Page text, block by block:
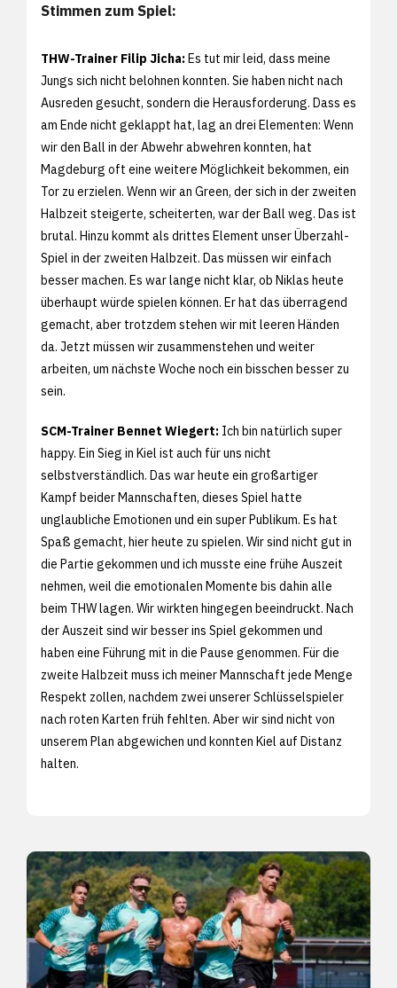
Stimmen zum Spiel:
THW-Trainer Filip Jicha:Es tut mir leid, dass meine
Jungs sich nicht belohnen konnten. Sie haben nicht nach
Ausreden gesucht, sondern die Herausforderung. Dass es
am Ende nicht geklappt hat, lag an drei Elementen: Wenn
wir den Ball in der Abwehr abwehren konnten, hat
Magdeburg oft eine weitere Möglichkeit bekommen, ein
Tor zu erzielen. Wenn wir an Green, der sich in der zweiten
Halbzeit steigerte, scheiterten, war der Ball weg. Das ist
brutal. Hinzu kommt als drittes Element unser Überzahl-
Spiel in der zweiten Halbzeit. Das müssen wir einfach
besser machen. Es war lange nicht klar, ob Niklas heute
überhaupt würde spielen können. Er hat das überragend
gemacht, aber trotzdem stehen wir mit leeren Händen
da. Jetzt müssen wir zusammenstehen und weiter
arbeiten, um nächste Woche noch ein bisschen besser zu
sein.
SCM-Trainer Bennet Wiegert: Ich bin natürlich super
happy. Ein Sieg in Kiel ist auch für uns nicht
selbstverständlich. Das war heute ein großartiger
Kampf beider Mannschaften, dieses Spiel hatte
unglaubliche Emotionen und ein super Publikum. Es hat
Spaß gemacht, hier heute zu spielen. Wir sind nicht gut in
die Partie gekommen und ich musste eine frühe Auszeit
nehmen, weil die emotionalen Momente bis dahin alle
beim THW lagen. Wir wirkten hingegen beeindruckt. Nach
der Auszeit sind wir besser ins Spiel gekommen und
haben eine Führung mit in die Pause genommen. Für die
zweite Halbzeit muss ich meiner Mannschaft jede Menge
Respekt zollen, nachdem zwei unserer Schlüsselspieler
nach roten Karten früh fehlten. Aber wir sind nicht von
unserem Plan abgewichen und konnten Kiel auf Distanz
halten.